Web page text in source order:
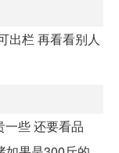
出栏 再看看别人
些 还要看品